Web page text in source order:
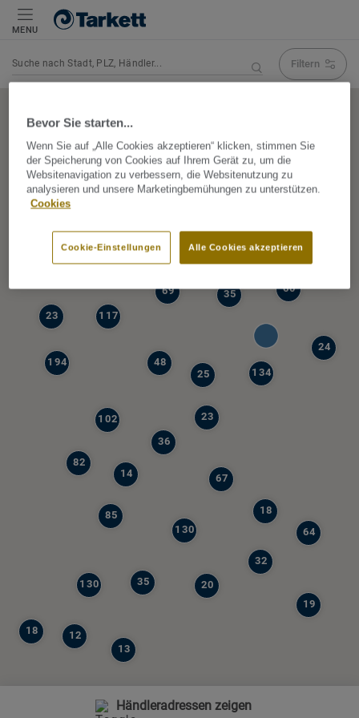
MENU
Filtern
85
194
77
117
130
39
64
67
82
36
130
69
134
23
35
35
102
19
23
48
14
60
12
18
32
13
20
24
25
18
Händleradressen zeigen
Bevor Sie starten...
Wenn Sie auf „Alle Cookies akzeptieren“ klicken, stimmen Sie
der Speicherung von Cookies auf Ihrem Gerät zu, um die
Websitenavigation zu verbessern, die Websitenutzung zu
analysieren und unsere Marketingbemühungen zu unterstützen.
Cookies
Alle Cookies akzeptieren
Cookie-Einstellungen